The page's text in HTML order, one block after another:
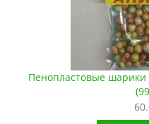
Пенопластовые